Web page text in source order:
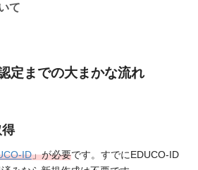
て
定までの大まかな流れ
ID」が必要です。すでにEDUCO-ID